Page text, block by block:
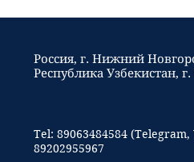
Россия, г. Нижний
Республика Узбекистан,
Tel: 89063484584
89202955967